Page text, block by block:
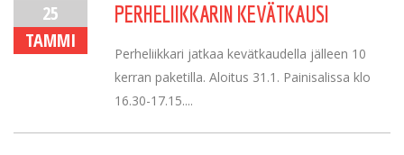
25
TAMMI
PERHELIIKKARIN KEVÄTKAUSI
Perheliikkari jatkaa kevätkaudella jälleen 10
kerran paketilla. Aloitus 31.1. Painisalissa klo
16.30-17.15....